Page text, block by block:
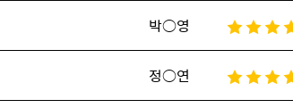
박○영
정○연